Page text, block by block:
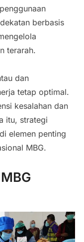
berbasis
terarah.
dan
tetap optimal.
kesalahan dan
itu, strategi
elemen penting
MBG.